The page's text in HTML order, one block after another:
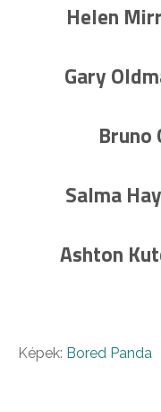
Helen
Gary
Bruno
Salma
Ashton
Képek: Bored Panda